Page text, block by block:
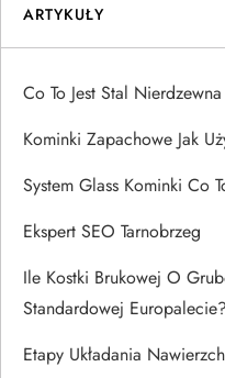
ARTYKUŁY
Co To Jest Stal
Kominki Zapachowe Jak
System Glass Kominki Co
Ekspert SEO Tarnobrzeg
Ile Kostki Brukowej O
Standardowej Europalecie?
Etapy Układania